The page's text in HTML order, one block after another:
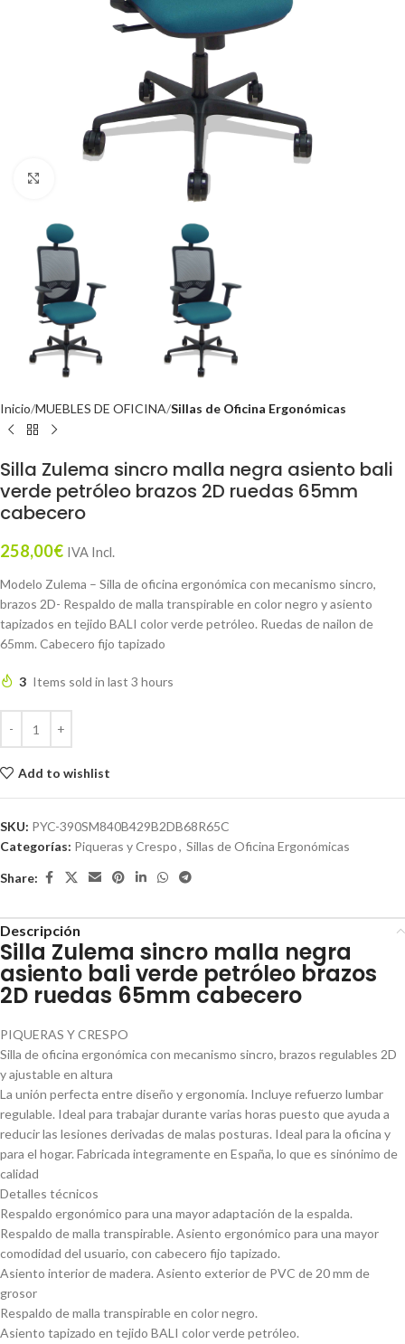
Inicio MUEBLES DE OFICINA Sillas de Oficina Ergonómicas
Silla Zulema sincro malla negra asiento bali
verde petróleo brazos 2D ruedas 65mm
cabecero
258,00€ IVA Incl.
Modelo Zulema – Silla de oficina ergonómica con mecanismo sincro,
brazos 2D- Respaldo de malla transpirable en color negro y asiento
tapizados en tejido BALI color verde petróleo. Ruedas de nailon de
65mm. Cabecero fijo tapizado
3 Items sold in last 3 hours
Add to wishlist
SKU: PYC-390SM840B429B2DB68R65C
Categorías: Piqueras y Crespo, Sillas de Oficina Ergonómicas
Share:
Descripción
Silla Zulema sincro malla negra
asiento bali verde petróleo brazos
2D ruedas 65mm cabecero
PIQUERAS Y CRESPO
Silla de oficina ergonómica con mecanismo sincro, brazos regulables 2D
y ajustable en altura
La unión perfecta entre diseño y ergonomía. Incluye refuerzo lumbar
regulable. Ideal para trabajar durante varias horas puesto que ayuda a
reducir las lesiones derivadas de malas posturas. Ideal para la oficina y
para el hogar. Fabricada integramente en España, lo que es sinónimo de
calidad
Detalles técnicos
Respaldo ergonómico para una mayor adaptación de la espalda.
Respaldo de malla transpirable. Asiento ergonómico para una mayor
comodidad del usuario, con cabecero fijo tapizado.
Asiento interior de madera. Asiento exterior de PVC de 20 mm de
grosor
Respaldo de malla transpirable en color negro.
Asiento tapizado en tejido BALI color verde petróleo.